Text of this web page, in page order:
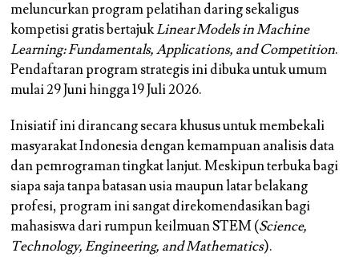
meluncurkan program pelatihan daring sekaligus
kompetisi gratis bertajukLinear Models in Machine
Learning: Fundamentals, Applications, and Competition.
Pendaftaran program strategis ini dibuka untuk umum
mulai 29 Juni hingga 19 Juli 2026.
Inisiatif ini dirancang secara khusus untuk membekali
masyarakat Indonesia dengan kemampuan analisis data
dan pemrograman tingkat lanjut. Meskipun terbuka bagi
siapa saja tanpa batasan usia maupun latar belakang
profesi, program ini sangat direkomendasikan bagi
mahasiswa dari rumpun keilmuan STEM (Science,
Technology, Engineering, and Mathematics).